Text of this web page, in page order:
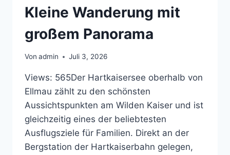
Kleine Wanderung mit
großem Panorama
Von admin Juli 3, 2026
Views: 565Der Hartkaisersee oberhalb von
Ellmau zählt zu den schönsten
Aussichtspunkten am Wilden Kaiser und ist
gleichzeitig eines der beliebtesten
Ausflugsziele für Familien. Direkt an der
Bergstation der Hartkaiserbahn gelegen,